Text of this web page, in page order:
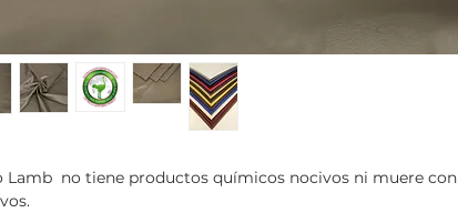
Lamb no tiene productos químicos nocivos ni muere con